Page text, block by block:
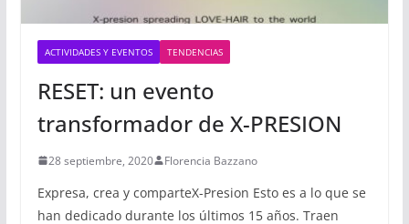
ACTIVIDADES Y EVENTOS TENDENCIAS
RESET: un evento
transformador de X-PRESION
28 septiembre, 2020 Florencia Bazzano
Expresa, crea y comparteX-Presion Esto es a lo que se
han dedicado durante los últimos 15 años. Traen